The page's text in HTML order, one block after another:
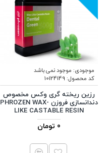
موجودی: موجود نمی باشد
کد محصول: 10124149
رزین ریخته گری وکس مخصوص
دندانسازی فروزن PHROZEN WAX-
LIKE CASTABLE RESIN
0 تومان